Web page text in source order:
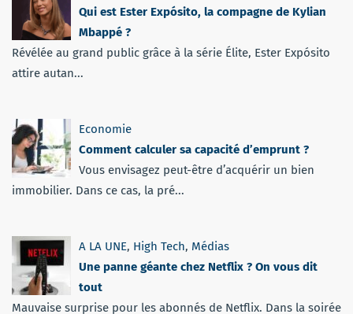
Qui est Ester Expósito, la compagne de Kylian
Mbappé ?
Révélée au grand public grâce à la série Élite, Ester Expósito
attire autan...
Economie
Comment calculer sa capacité d’emprunt ?
Vous envisagez peut-être d’acquérir un bien
immobilier. Dans ce cas, la pré...
A LA UNE, High Tech, Médias
Une panne géante chez Netflix ? On vous dit
tout
Mauvaise surprise pour les abonnés de Netflix. Dans la soirée